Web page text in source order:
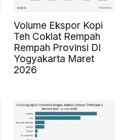
Volume Ekspor Kopi
Teh Coklat Rempah
Rempah Provinsi DI
Yogyakarta Maret
2026